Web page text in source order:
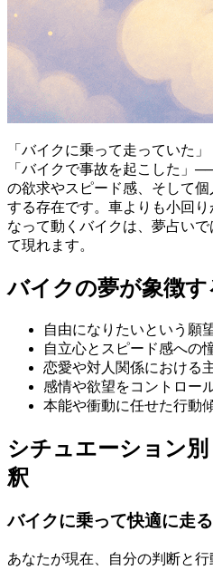
「バイクに乗って走っていた
「バイクで事故を起こした」
の欲求やスピード感、そして
する存在です。車よりも小回
なって動くバイクは、夢占い
て現れます。
バイクの夢が象徴
自由になりたいという願
自立心とスピード感への
恋愛や対人関係における
感情や欲望をコントロー
本能や衝動に任せた行動
シチュエーション
釈
バイクに乗って快適に走
あなたが現在、自分の判断と